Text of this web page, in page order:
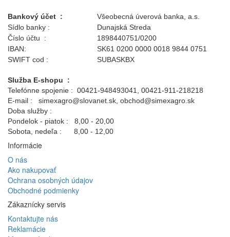
Bankový účet :
Všeobecná úverová banka, a.s.
Sídlo banky :
Dunajská Streda
Číslo účtu :
1898440751/0200
IBAN:
SK61 0200 0000 0018 9844 0751
SWIFT cod :
SUBASKBX
Služba E-shopu :
Telefónne spojenie : 00421-948493041, 00421-911-218218
E-mail : simexagro@slovanet.sk, obchod@simexagro.sk
Doba služby :
Pondelok - piatok : 8,00 - 20,00
Sobota, nedeľa : 8,00 - 12,00
Informácie
O nás
Ako nakupovať
Ochrana osobných údajov
Obchodné podmienky
Zákaznícky servis
Kontaktujte nás
Reklamácie